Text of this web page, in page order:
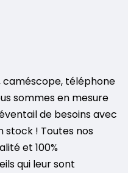
téléphone
sommes en mesure
de besoins avec
stock ! Toutes nos
et 100%
qui leur sont